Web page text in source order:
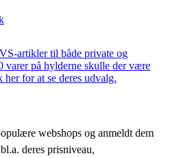
artikler til både private og
varer på hylderne skulle der være
for at se deres udvalg.
webshops og anmeldt dem
deres prisniveau,